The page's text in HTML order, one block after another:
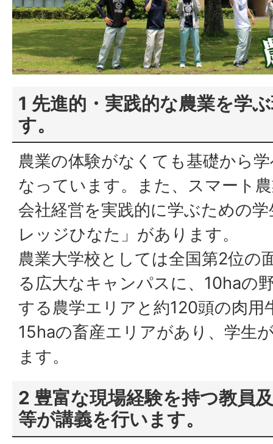
1 先進的・実践的な農業を学
す。
農業の体験がなくても基礎から
なっています。また、スマート
会社経営を実践的に学ぶための
レッジひなた」があります。
農業大学校としては全国第2位の
る広大なキャンパスに、10haの
する農学エリアと約120頭の肉用
15haの畜産エリアがあり、学生
ます。
2 豊富な現場経験を持つ教員
等が講義を行います。